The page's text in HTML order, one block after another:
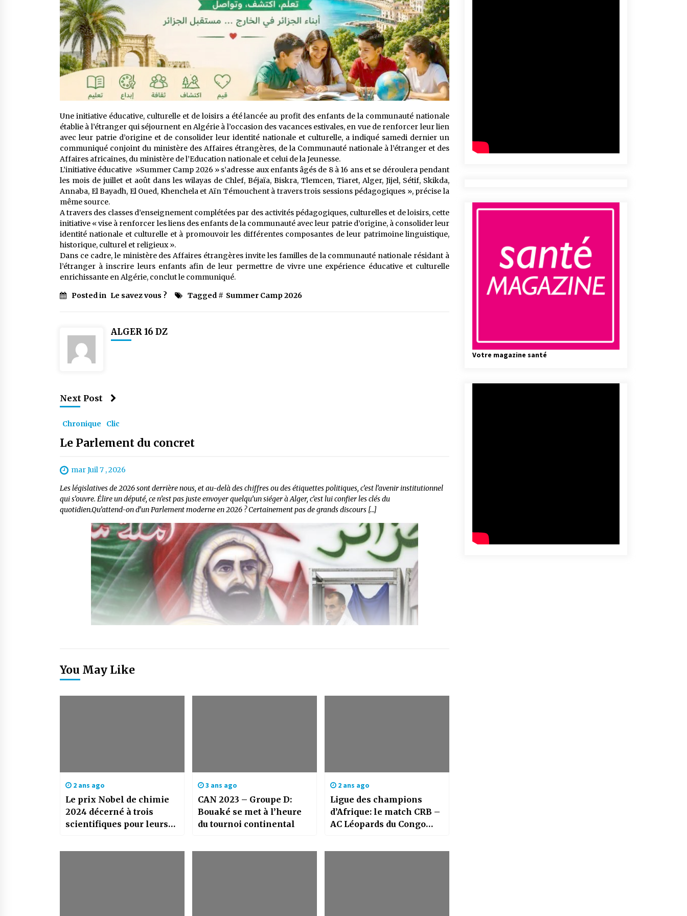
Une initiative éducative, culturelle et de loisirs a été lancée au profit des enfants de la communauté nationale
établie à l’étranger qui séjournent en Algérie à l’occasion des vacances estivales, en vue de renforcer leur lien
avec leur patrie d’origine et de consolider leur identité nationale et culturelle, a indiqué samedi dernier un
communiqué conjoint du ministère des Affaires étrangères, de la Communauté nationale à l’étranger et des
Affaires africaines, du ministère de l’Education nationale et celui de la Jeunesse.
L’initiative éducative »Summer Camp 2026 » s’adresse aux enfants âgés de 8 à 16 ans et se déroulera pendant
les mois de juillet et août dans les wilayas de Chlef, Béjaïa, Biskra, Tlemcen, Tiaret, Alger, Jijel, Sétif, Skikda,
Annaba, El Bayadh, El Oued, Khenchela et Aïn Témouchent à travers trois sessions pédagogiques », précise la
même source.
A travers des classes d’enseignement complétées par des activités pédagogiques, culturelles et de loisirs, cette
initiative « vise à renforcer les liens des enfants de la communauté avec leur patrie d’origine, à consolider leur
identité nationale et culturelle et à promouvoir les différentes composantes de leur patrimoine linguistique,
historique, culturel et religieux ».
Dans ce cadre, le ministère des Affaires étrangères invite les familles de la communauté nationale résidant à
l’étranger à inscrire leurs enfants afin de leur permettre de vivre une expérience éducative et culturelle
enrichissante en Algérie, conclut le communiqué.
Posted in Le savez vous ? Tagged # Summer Camp 2026
ALGER 16 DZ
Next Post
Chronique Clic
Le Parlement du concret
mar Juil 7 , 2026
Les législatives de 2026 sont derrière nous, et au-delà des chiffres ou des étiquettes politiques, c’est l’avenir institutionnel
qui s’ouvre. Élire un député, ce n’est pas juste envoyer quelqu’un siéger à Alger, c’est lui confier les clés du
quotidien.Qu’attend-on d’un Parlement moderne en 2026 ? Certainement pas de grands discours […]
You May Like
2 ans ago
Le prix Nobel de chimie
2024 décerné à trois
scientifiques pour leurs
3 ans ago
CAN 2023 – Groupe D:
Bouaké se met à l’heure
du tournoi continental
2 ans ago
Ligue des champions
d’Afrique: le match CRB –
AC Léopards du Congo
Votre magazine santé